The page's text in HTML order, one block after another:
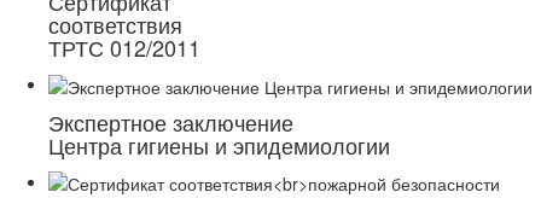
соответствия
ТРТС 012/2011
Экспертное заключение
Центра гигиены и эпидемиологии